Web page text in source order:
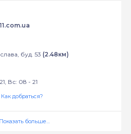
буд. 53 (2.48км)
Вс: 08 - 21
Как добраться?
Показать больше…